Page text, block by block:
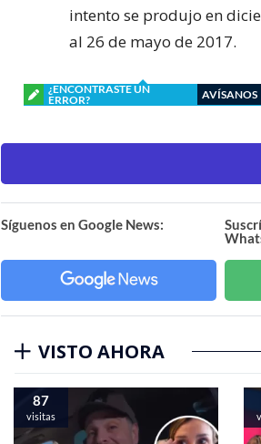
intento se produjo en
al 26 de mayo de 2017.
¿ENCONTRASTE UN
ERROR?
AVÍSANOS
Síguenos en Google News:
VISTO AHORA
87
visitas